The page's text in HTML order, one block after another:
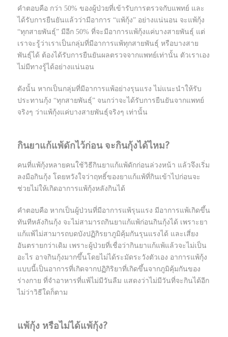
คำตอบคือ กว่า 50% ของผู้ป่วยที่เข้ารับการตรวจกับแพทย์ และ
ได้รับการยืนยันแล้วว่ามีอาการ “แพ้กุ้ง” อย่างแน่นอน จะแพ้กุ้ง
“ทุกสายพันธุ์” มีอีก 50% ที่จะมีอาการแพ้กุ้งแค่บางสายพันธุ์ แต่
เราจะรู้ว่าเราเป็นกลุ่มที่มีอาการแพ้ทุกสายพันธุ์ หรือบางสาย
พันธุ์ได้ ต้องได้รับการยืนยันผลตรวจจากแพทย์เท่านั้น ตัวเราเอง
ไม่มีทางรู้ได้อย่างแน่นอน
ดังนั้น หากเป็นกลุ่มที่มีอาการแพ้อย่างรุนแรง ไม่แนะนำให้รับ
ประทานกุ้ง “ทุกสายพันธุ์” จนกว่าจะได้รับการยืนยันจากแพทย์
จริงๆ ว่าแพ้กุ้งแค่บางสายพันธุ์จริงๆ เท่านั้น
กินยาแก้แพ้ดักไว้ก่อน จะกินกุ้งได้ไหม?
คนที่แพ้กุ้งหลายคนใช้วิธีกินยาแก้แพ้ดักก่อนล่วงหน้า แล้วจึงเริ่ม
ลงมือกินกุ้ง โดยหวังใจว่าฤทธิ์ของยาแก้แพ้ที่กินเข้าไปก่อนจะ
ช่วยไม่ให้เกิดอาการแพ้กุ้งหลังกินได้
คำตอบคือ หากเป็นผู้ป่วนที่มีอาการแพ้รุนแรง มีอาการแพ้เกิดขึ้น
ทันทีหลังกินกุ้ง จะไม่สามารถกินยาแก้แพ้ก่อนกินกุ้งได้ เพราะยา
แก้แพ้ไม่สามารถบดบังปฏิกิรยาภูมิคุ้มกันรุนแรงได้ และเสี่ยง
อันตรายกว่าเดิม เพราะผู้ป่วยที่เชื่อว่ากินยาแก้แพ้แล้วจะไม่เป็น
อะไร อาจกินกุ้งมากขึ้นโดยไม่ได้ระมัดระวังตัวเอง อาการแพ้กุ้ง
แบบนี้เป็นอาการที่เกิดจากปฏิกิริยาที่เกิดขึ้นจากภูมิคุ้มกันของ
ร่างกาย ที่จำอาหารที่แพ้ไม่มีวันลืม แสดงว่าไม่มีวันที่จะกินได้อีก
ไม่ว่าวิธีใดก็ตาม
แพ้กุ้ง หรือไม่ได้แพ้กุ้ง?